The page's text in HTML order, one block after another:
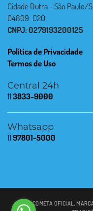
Cidade Dutra - São Paulo/
04809-020
CNPJ: 0279193200125
Política de Privacidade
Termos de Uso
Central 24h
113833-9000
Whatsapp
1197801-5000
© 2021 COMETA OFICIAL,